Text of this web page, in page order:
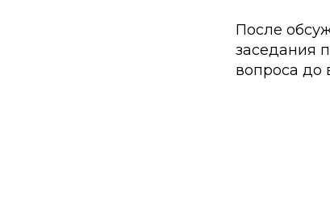
После
заседания
вопроса до